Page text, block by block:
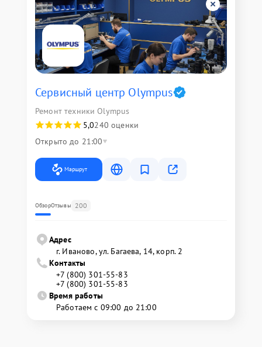
Сервисный центр Olympus
Ремонт техники Olympus
5,0240 оценки
Открыто до 21:00
Маршрут
ОбзорОтзывы 200
Адрес
г. Иваново, ул. Багаева, 14, корп. 2
Контакты
+7 (800) 301-55-83
+7 (800) 301-55-83
Время работы
Работаем с 09:00 до 21:00